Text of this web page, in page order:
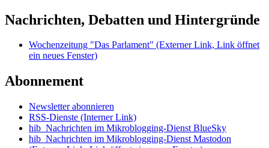
Nachrichten, Debatten und Hintergründe
Wochenzeitung "Das Parlament" (Externer Link, Link öffnet
ein neues Fenster)
Abonnement
Newsletter abonnieren
RSS-Dienste (Interner Link)
hib_Nachrichten im Mikroblogging-Dienst BlueSky
hib_Nachrichten im Mikroblogging-Dienst Mastodon